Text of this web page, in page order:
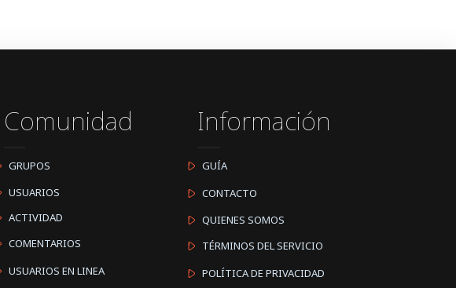
Comunidad
GRUPOS
USUARIOS
ACTIVIDAD
COMENTARIOS
USUARIOS EN LINEA
Información
GUÍA
CONTACTO
QUIENES SOMOS
TÉRMINOS DEL SERVICIO
POLÍTICA DE PRIVACIDAD